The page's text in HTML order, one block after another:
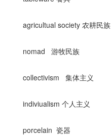
agricultual society 农耕民族
nomad 游牧民族
collectivism 集体主义
indiviualism 个人主义
porcelain 瓷器